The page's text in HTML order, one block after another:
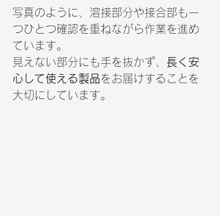
写真のように、溶接部分や接合部も一
つひとつ確認を重ねながら作業を進め
ています。
見えない部分にも手を抜かず、 長く安
心して使える製品をお届けすることを
大切にしています。